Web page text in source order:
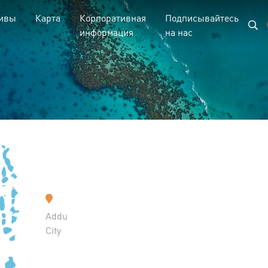
Карта
Корпоративная
информация
Подписывайтесь
на нас
Addu
City